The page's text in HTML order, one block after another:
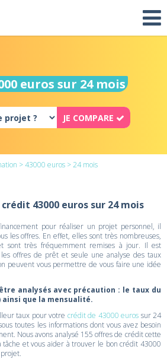
euros sur 24 mois
JE COMPARE
>43000 euros > 24 mois
43000 euros sur 24 mois
pour réaliser un projet personnel, il
les offres. En effet, elles sont très nombreuses,
sont très fréquemment remises à jour. Il est
offres de prêt et seule une analyse des taux
peuvent vous permettre de vous faire une idée
analysés avec précaution : le taux du
que la mensualité.
taux pour votre crédit de 43000 euros sur 24
toutes les informations dont vous avez besoin
Nous avons analysé 155 offres de crédit cette
tâche et vous aider à trouver le bon crédit 43000